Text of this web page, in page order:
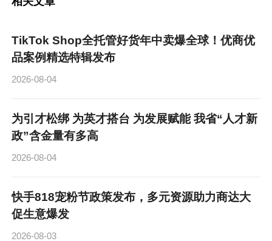
TikTok Shop全托管好货年中卖爆全球！优商优
品案例精选特辑发布
2026-08-04
为引才松绑 为英才搭台 为发展赋能 我省“人才新
政”含金量有多高
2026-08-04
快手818宠粉节政策发布，多元资源助力商达大
促生意爆发
2026-08-03